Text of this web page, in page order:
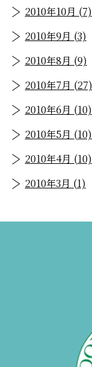
2010年10月 (7)
2010年9月 (3)
2010年8月 (9)
2010年7月 (27)
2010年6月 (10)
2010年5月 (10)
2010年4月 (10)
2010年3月 (1)